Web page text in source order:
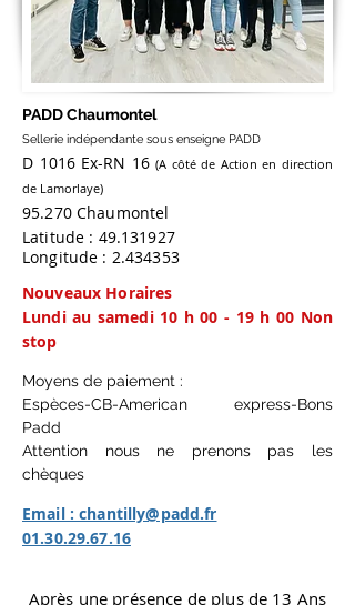
PADD Chaumontel
Sellerie indépendante sous enseigne PADD
D 1016 Ex-RN 16(A côté de Action en direction
de Lamorlaye)
95.270 Chaumontel
Latitude : 49.131927
Longitude : 2.434353
Nouveaux Horaires
Lundi au samedi 10 h 00 - 19 h 00 Non
stop
Moyens de paiement :
Espèces-CB-American express-Bons
Padd
Attention nous ne prenons pas les
chèques
Email : chantilly@padd.fr
01.30.29.67.16
Après une présence de plus de 13 Ans